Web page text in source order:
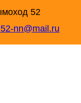
Дымоход
nn@mail.ru